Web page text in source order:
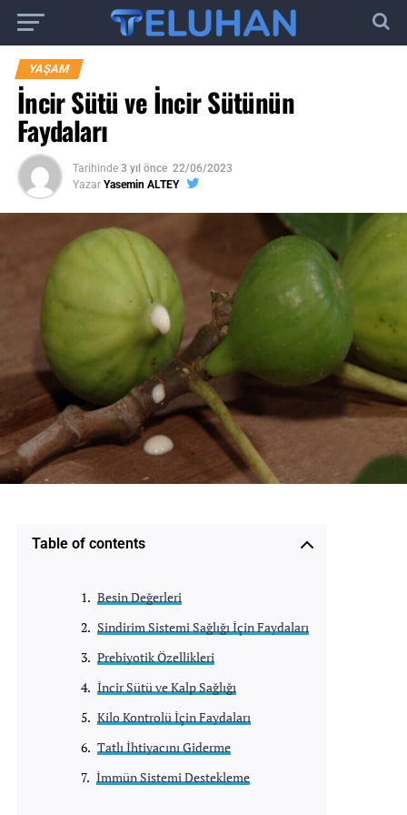
YAŞAM
İncir Sütü ve İncir Sütünün
Faydaları
Tarihinde 3 yıl önce 22/06/2023
Yazar Yasemin ALTEY
Table of contents
Besin Değerleri
Sindirim Sistemi Sağlığı İçin Faydaları
Prebiyotik Özellikleri
İncir Sütü ve Kalp Sağlığı
Kilo Kontrolü İçin Faydaları
Tatlı İhtiyacını Giderme
İmmün Sistemi Destekleme